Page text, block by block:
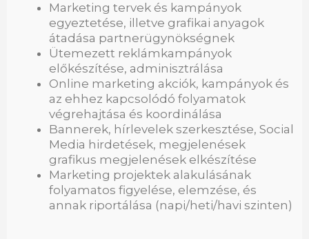
Marketing tervek és kampányok
egyeztetése, illetve grafikai anyagok
átadása partnerügynökségnek
Ütemezett reklámkampányok
előkészítése, adminisztrálása
Online marketing akciók, kampányok és
az ehhez kapcsolódó folyamatok
végrehajtása és koordinálása
Bannerek, hírlevelek szerkesztése, Social
Media hirdetések, megjelenések
grafikus megjelenések elkészítése
Marketing projektek alakulásának
folyamatos figyelése, elemzése, és
annak riportálása (napi/heti/havi szinten)